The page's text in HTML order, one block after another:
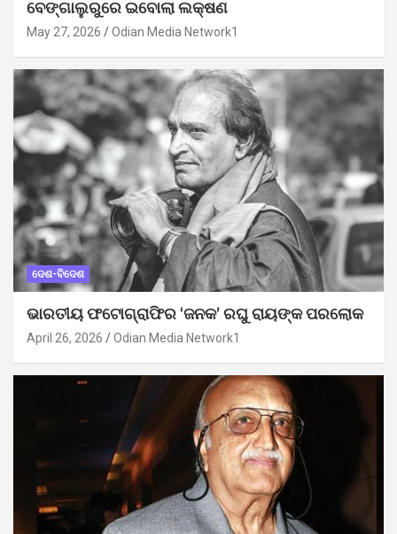
ବେଙ୍ଗାଲୁରୁରେ ଇବୋଲା ଲକ୍ଷଣ
May 27, 2026 Odian Media Network1
ଦେଶ-ବିଦେଶ
ଭାରତୀୟ ଫଟୋଗ୍ରାଫିର ‘ଜନକ’ ରଘୁ ରାୟଙ୍କ ପରଲୋକ
April 26, 2026 Odian Media Network1